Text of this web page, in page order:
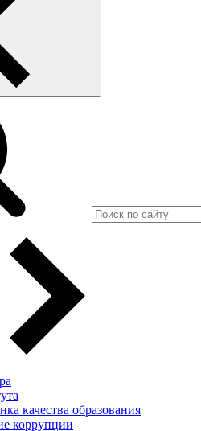
качества образования
коррупции